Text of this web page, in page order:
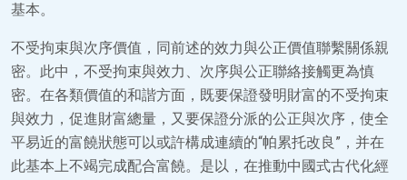
基本。
不受拘束與次序價值，同前述的效力與公正價值聯繫關係親
密。此中，不受拘束與效力、次序與公正聯絡接觸更為慎
密。在各類價值的和諧方面，既要保證發明財富的不受拘束
與效力，促進財富總量，又要保證分派的公正與次序，使全
平易近的富饒狀態可以或許構成連續的“帕累托改良”，并在
此基本上不竭完成配合富饒。是以，在推動中國式古代化經